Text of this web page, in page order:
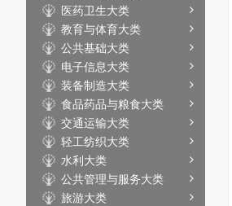
医药卫生大类
教育与体育大类
公共基础大类
电子信息大类
装备制造大类
食品药品与粮食大类
交通运输大类
轻工纺织大类
水利大类
公共管理与服务大类
旅游大类